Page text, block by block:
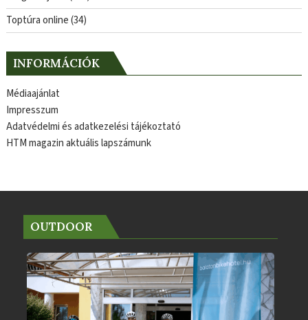
Toptúra online(34)
INFORMÁCIÓK
Médiaajánlat
Impresszum
Adatvédelmi és adatkezelési tájékoztató
HTM magazin aktuális lapszámunk
OUTDOOR